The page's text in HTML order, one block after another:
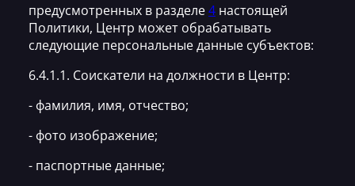
предусмотренных в разделе4 настоящей
Политики, Центр может обрабатывать
следующие персональные данные субъектов:
6.4.1.1. Соискатели на должности в Центр:
- фамилия, имя, отчество;
- фото изображение;
- паспортные данные;